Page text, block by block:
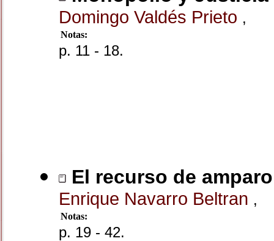
Domingo Valdés Prieto ,
Notas:
p. 11 - 18.
El recurso de
Enrique Navarro Beltran ,
Notas:
p. 19 - 42.